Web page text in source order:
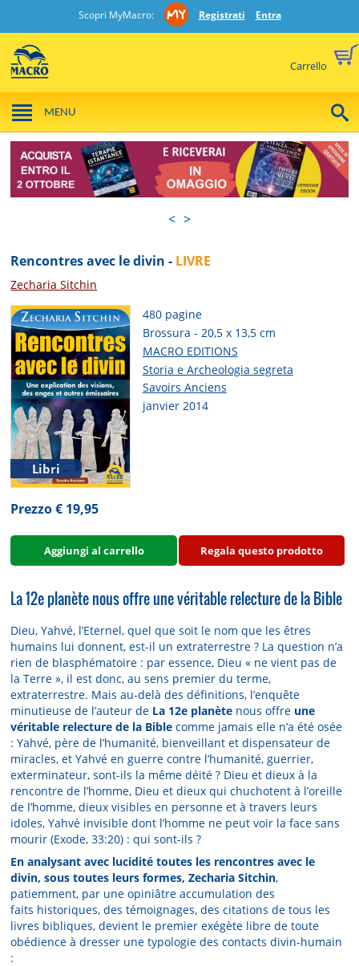
Scopri MyMacro: Registrati Entra
Carrello
MENU
< >
Rencontres avec le divin - LIVRE
Zecharia Sitchin
Libri
480 pagine
Brossura - 20,5 x 13,5 cm
MACRO EDITIONS
Storia e Archeologia segreta
Savoirs Anciens
janvier 2014
Prezzo € 19,95
Aggiungi al carrello Regala questo prodotto
La 12e planète nous offre une véritable relecture de la Bible
Dieu, Yahvé, l’Eternel, quel que soit le nom que les êtres
humains lui donnent, est-il un extraterrestre ? La question n’a
rien de blasphématoire : par essence, Dieu « ne vient pas de
la Terre », il est donc, au sens premier du terme,
extraterrestre. Mais au-delà des définitions, l’enquête
minutieuse de l’auteur de La 12e planète nous offre une
véritable relecture de la Biblecomme jamais elle n’a été osée
: Yahvé, père de l’humanité, bienveillant et dispensateur de
miracles, et Yahvé en guerre contre l’humanité, guerrier,
exterminateur, sont-ils la même déité ? Dieu et dieux à la
rencontre de l’homme, Dieu et dieux qui chuchotent à l’oreille
de l’homme, dieux visibles en personne et à travers leurs
idoles, Yahvé invisible dont l’homme ne peut voir la face sans
mourir (Exode, 33:20) : qui sont-ils ?
En analysant avec lucidité toutes les rencontres avec le
divin, sous toutes leurs formes, Zecharia Sitchin,
patiemment, par une opiniâtre accumulation des
faits historiques, des témoignages, des citations de tous les
livres bibliques, devient le premier exégète libre de toute
obédience à dresser une typologie des contacts divin-humain
: